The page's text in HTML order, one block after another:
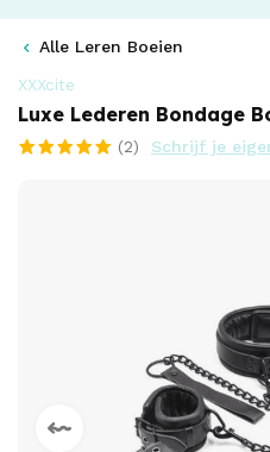
Alle Leren Boeien
XXXcite
Luxe Lederen Bondage
(2) Schrijf je